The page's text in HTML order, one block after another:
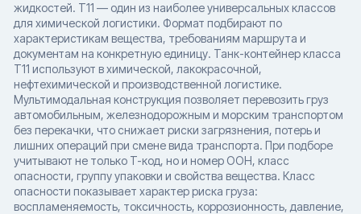
жидкостей. T11 — один из наиболее универсальных классов
для химической логистики. Формат подбирают по
характеристикам вещества, требованиям маршрута и
документам на конкретную единицу. Танк-контейнер класса
T11 используют в химической, лакокрасочной,
нефтехимической и производственной логистике.
Мультимодальная конструкция позволяет перевозить груз
автомобильным, железнодорожным и морским транспортом
без перекачки, что снижает риски загрязнения, потерь и
лишних операций при смене вида транспорта. При подборе
учитывают не только T-код, но и номер ООН, класс
опасности, группу упаковки и свойства вещества. Класс
опасности показывает характер риска груза:
воспламеняемость, токсичность, коррозионность, давление,